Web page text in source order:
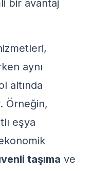
bir avantaj
aynı
altında
Örneğin,
eşya
taşıma ve